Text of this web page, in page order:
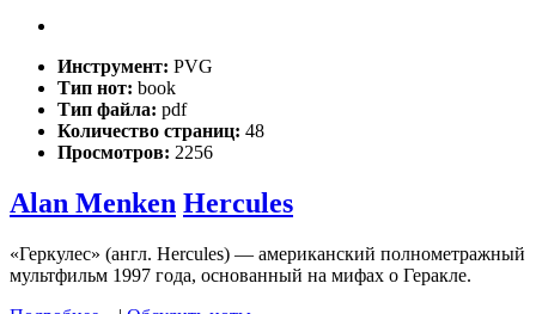
Инструмент: PVG
Тип нот: book
Тип файла: pdf
Количество страниц: 48
Просмотров: 2256
Alan Menken Hercules
«Геркулес» (англ. Hercules) — американский полнометражный
мультфильм 1997 года, основанный на мифах о Геракле.